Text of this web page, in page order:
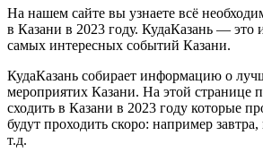
На нашем сайте вы узнаете всё
в Казани в 2023 году. КудаКазань — это
самых интересных событий Казани.
КудаКазань собирает информацию о
мероприятих Казани. На этой странице
сходить в Казани в 2023 году которые
будут проходить скоро: например
т.д.